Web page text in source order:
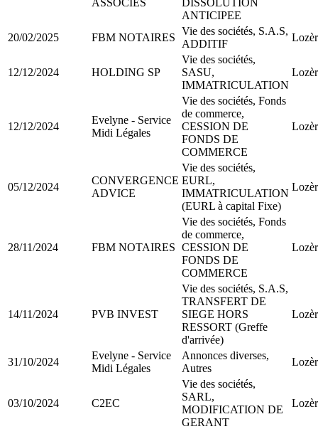
ANTICIPEE
20/02/2025 FBM NOTAIRES
Vie des sociétés, S.A.S,
ADDITIF
12/12/2024 HOLDING SP
Vie des sociétés,
SASU,
IMMATRICULATION
12/12/2024
Evelyne - Service
Midi Légales
Vie des sociétés, Fonds
de commerce,
CESSION DE
FONDS DE
COMMERCE
05/12/2024
CONVERGENCE
ADVICE
Vie des sociétés,
EURL,
IMMATRICULATION
(EURL à capital Fixe)
28/11/2024 FBM NOTAIRES
Vie des sociétés, Fonds
de commerce,
CESSION DE
FONDS DE
COMMERCE
14/11/2024 PVB INVEST
Vie des sociétés, S.A.S,
TRANSFERT DE
SIEGE HORS
RESSORT (Greffe
d'arrivée)
31/10/2024
Evelyne - Service
Midi Légales
Annonces diverses,
Autres
03/10/2024 C2EC
Vie des sociétés,
SARL,
MODIFICATION DE
GERANT